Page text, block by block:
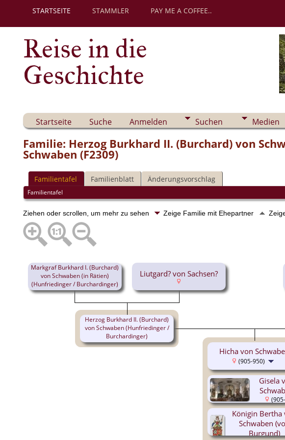
STARTSEITE STAMMLER PAY ME A COFFEE..
Reise in die
Geschichte
Startseite Suche Anmelden Suchen Medien
Familie: Herzog Burkhard II. (Burchard) von
Schwaben (F2309)
Familientafel Familienblatt Änderungsvorschlag
Familientafel
Ziehen oder scrollen, um mehr zu sehen Zeige Familie mit Ehepartner
Markgraf Burkhard I. (Burchard)
von Schwaben (in Rätien)
(Hunfriedinger / Burchardinger)
(865-911)
Liutgard? von Sachsen?
Herzog Burkhard II. (Burchard)
von Schwaben (Hunfriedinger /
Burchardinger)
(885-926)
Hicha von
(905-950)
Gisela
Königin Bertha
Schwaben
Burgund)